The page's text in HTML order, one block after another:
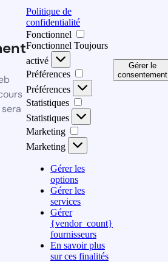
Politique de
confidentialité
Fonctionnel
Fonctionnel Toujours
activé
Préférences
Préférences
Statistiques
Statistiques
Marketing
Marketing
Gérer les
options
Gérer les
services
Gérer
{vendor_count}
fournisseurs
En savoir plus
sur ces finalités
Gérer le
consentement